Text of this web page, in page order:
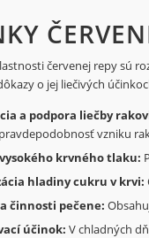
červenej repy sú
o jej liečivých
a podpora liečby
vzniku
krvného tlaku:
hladiny cukru v krvi:
činnosti pečene:
účinok: V chladných